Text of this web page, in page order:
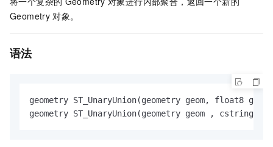
Geometry 对象。
语法
geometry ST_UnaryUnion(geometry geom, float8
geometry ST_UnaryUnion(geometry geom , cstring